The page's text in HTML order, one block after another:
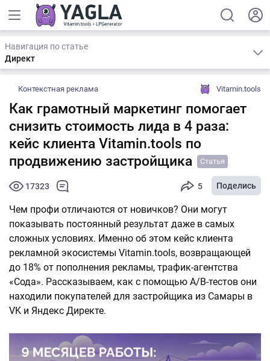
Навигация по статье
Директ
Контекстная реклама Vitamin.tools
Как грамотный маркетинг помогает
снизить стоимость лида в 4 раза:
кейс клиента Vitamin.tools по
продвижению застройщика
Статья
17323 5 Поделись
Чем профи отличаются от новичков? Они могут
показывать постоянный результат даже в самых
сложных условиях. Именно об этом кейс клиента
рекламной экосистемы Vitamin.tools, возвращающей
до 18% от пополнения рекламы, трафик-агентства
«Сода». Рассказываем, как с помощью А/B-тестов они
находили покупателей для застройщика из Самары в
VK и Яндекс Директе.